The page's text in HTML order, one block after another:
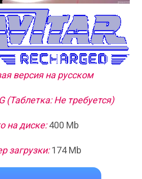
версия на русском
(Таблетка: Не требуется)
на диске:400 Mb
загрузки:174 Mb